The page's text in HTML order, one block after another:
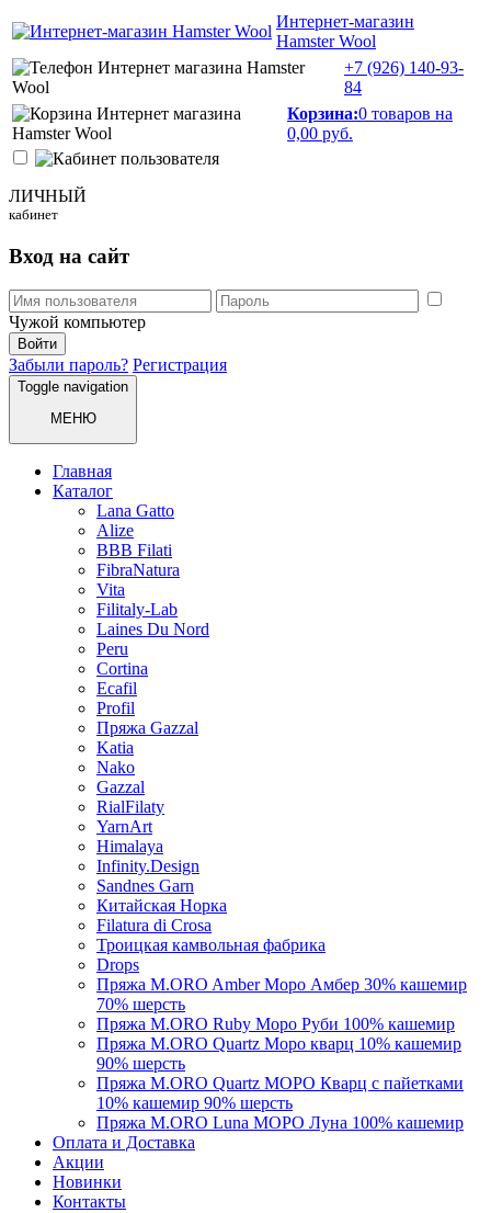
Интернет-магазин
Hamster Wool
+7 (926) 140-93-
84
Корзина:0 товаров на
0,00 руб.
ЛИЧНЫЙ
кабинет
Вход на сайт
Чужой компьютер
Забыли пароль? Регистрация
Toggle navigation
МЕНЮ
Главная
Каталог
Lana Gatto
Alize
BBB Filati
FibraNatura
Vita
Filitaly-Lab
Laines Du Nord
Peru
Cortina
Ecafil
Profil
Пряжа Gazzal
Katia
Nako
Gazzal
RialFilaty
YarnArt
Himalaya
Infinity.Design
Sandnes Garn
Китайская Норка
Filatura di Сrosa
Троицкая камвольная фабрика
Drops
Пряжа M.ORO Amber Моро Амбер 30% кашемир
70% шерсть
Пряжа M.ORO Ruby Моро Руби 100% кашемир
Пряжа M.ORO Quartz Моро кварц 10% кашемир
90% шерсть
Пряжа M.ORO Quartz МОРО Кварц с пайетками
10% кашемир 90% шерсть
Пряжа M.ORO Luna МОРО Луна 100% кашемир
Оплата и Доставка
Акции
Новинки
Контакты